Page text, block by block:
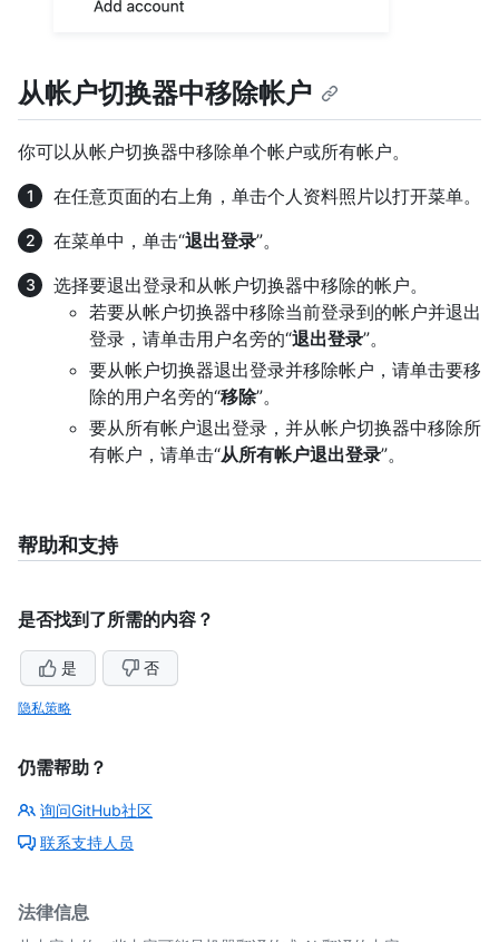
从帐户切换器中移除帐户
你可以从帐户切换器中移除单个帐户或所有帐户。
在任意页面的右上角，单击个人资料照片以打开菜单。
在菜单中，单击“退出登录”。
选择要退出登录和从帐户切换器中移除的帐户。
若要从帐户切换器中移除当前登录到的帐户并退出
登录，请单击用户名旁的“退出登录”。
要从帐户切换器退出登录并移除帐户，请单击要移
除的用户名旁的“移除”。
要从所有帐户退出登录，并从帐户切换器中移除所
有帐户，请单击“从所有帐户退出登录”。
帮助和支持
是否找到了所需的内容？
是 否
隐私策略
仍需帮助？
询问GitHub社区
联系支持人员
法律信息